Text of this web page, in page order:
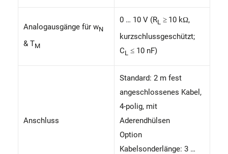
Analogausgänge für wN
& TM
0 … 10 V (RL ≥ 10 kΩ,
kurzschlussgeschützt;
CL ≤ 10 nF)
Anschluss
Standard: 2 m fest
angeschlossenes Kabel,
4-polig, mit
Aderendhülsen
Option
Kabelsonderlänge: 3 …